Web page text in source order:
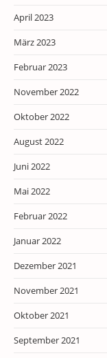
April 2023
März 2023
Februar 2023
November 2022
Oktober 2022
August 2022
Juni 2022
Mai 2022
Februar 2022
Januar 2022
Dezember 2021
November 2021
Oktober 2021
September 2021